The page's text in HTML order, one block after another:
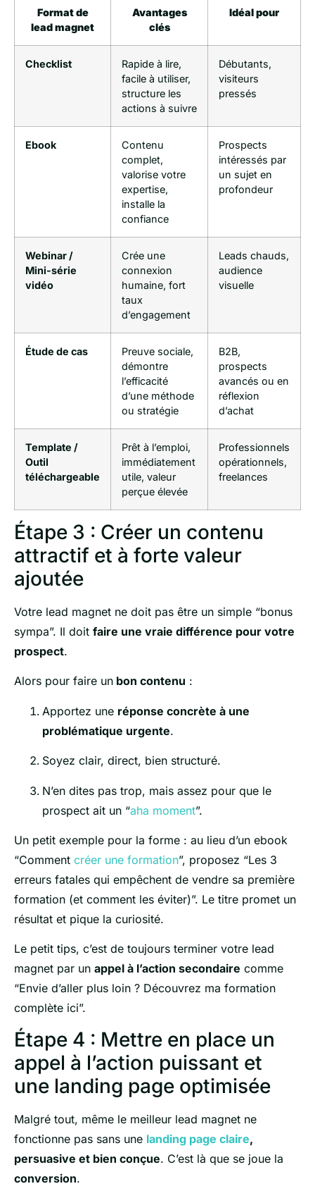
Format de
lead magnet
Avantages
clés
Idéal pour
Checklist
Rapide à lire,
facile à utiliser,
structure les
actions à suivre
Débutants,
visiteurs
pressés
Ebook
Contenu
complet,
valorise votre
expertise,
installe la
confiance
Prospects
intéressés par
un sujet en
profondeur
Webinar /
Mini-série
vidéo
Crée une
connexion
humaine, fort
taux
d’engagement
Leads chauds,
audience
visuelle
Étude de cas
Preuve sociale,
démontre
l’efficacité
d’une méthode
ou stratégie
B2B,
prospects
avancés ou en
réflexion
d’achat
Template /
Outil
téléchargeable
Prêt à l’emploi,
immédiatement
utile, valeur
perçue élevée
Professionnels
opérationnels,
freelances
Étape 3 : Créer un contenu
attractif et à forte valeur
ajoutée
Votre lead magnet ne doit pas être un simple “bonus
sympa”. Il doit faire une vraie différence pour votre
prospect.
Alors pour faire un bon contenu :
Apportez une réponse concrète à une
problématique urgente.
Soyez clair, direct, bien structuré.
N’en dites pas trop, mais assez pour que le
prospect ait un “aha moment”.
Un petit exemple pour la forme : au lieu d’un ebook
“Comment créer une formation”, proposez “Les 3
erreurs fatales qui empêchent de vendre sa première
formation (et comment les éviter)”. Le titre promet un
résultat et pique la curiosité.
Le petit tips, c’est de toujours terminer votre lead
magnet par un appel à l’action secondaire comme
“Envie d’aller plus loin ? Découvrez ma formation
complète ici”.
Étape 4 : Mettre en place un
appel à l’action puissant et
une landing page optimisée
Malgré tout, même le meilleur lead magnet ne
fonctionne pas sans une landing page claire,
persuasive et bien conçue. C’est là que se joue la
conversion.